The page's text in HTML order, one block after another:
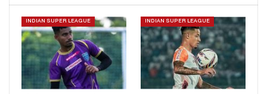
INDIAN SUPER LEAGUE INDIAN SUPER LEAGUE